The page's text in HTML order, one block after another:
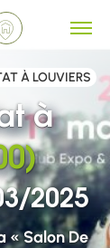
À LOUVIERS
à
2025
« Salon De